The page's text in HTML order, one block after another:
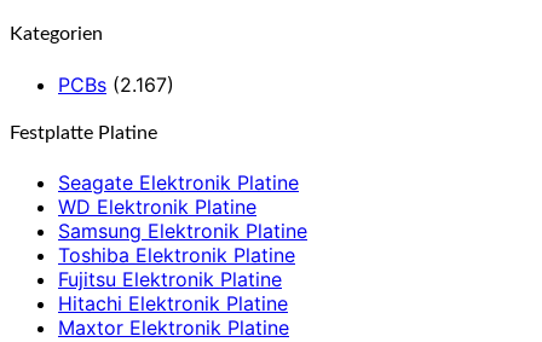
Kategorien
PCBs (2.167)
Festplatte Platine
Seagate Elektronik Platine
WD Elektronik Platine
Samsung Elektronik Platine
Toshiba Elektronik Platine
Fujitsu Elektronik Platine
Hitachi Elektronik Platine
Maxtor Elektronik Platine